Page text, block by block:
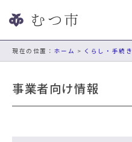
ビ
シ
現在の位置： ホーム > くらし・手続き
事業者向け情報